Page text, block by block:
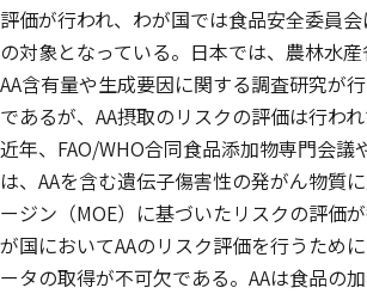
評価が行われ、わが国では食品安全委員会
の対象となっている。日本では、農林水
AA含有量や生成要因に関する調査研究が
であるが、AA摂取のリスクの評価は行われ
近年、FAO/WHO合同食品添加物専門会議
は、AAを含む遺伝子傷害性の発がん物質
ージン（MOE）に基づいたリスクの評価
が国においてAAのリスク評価を行うため
ータの取得が不可欠である。AAは食品の